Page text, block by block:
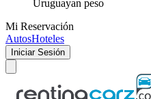
Uruguayan peso
Mi Reservación
AutosHoteles
Iniciar Sesión